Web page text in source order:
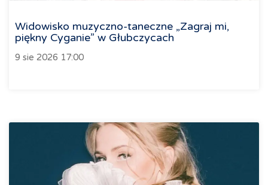
Widowisko muzyczno-taneczne „Zagraj mi,
piękny Cyganie” w Głubczycach
9 sie 2026 17:00